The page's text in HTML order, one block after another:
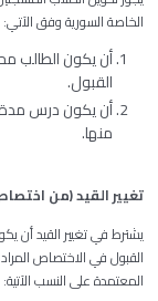
الخاصة السورية وفق الآتي:
أن يكون الطالب
القبول.
أن يكون درس مدة
منها.
تغييرالقيد(من
يشترط في تغيير القيد أن
القبول في الاختصاص المراد
المعتمدة على النسب الآتية: